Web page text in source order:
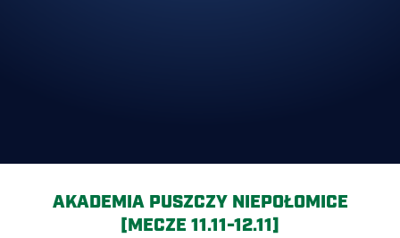
AKADEMIA PUSZCZY NIEPOŁOMICE
[MECZE 11.11-12.11]